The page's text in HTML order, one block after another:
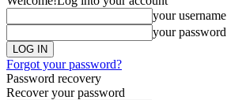
your username
your password
Forgot your password?
Password recovery
Recover your password